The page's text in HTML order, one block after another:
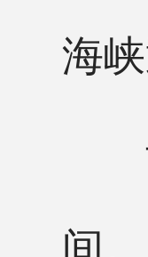
海
而
间。